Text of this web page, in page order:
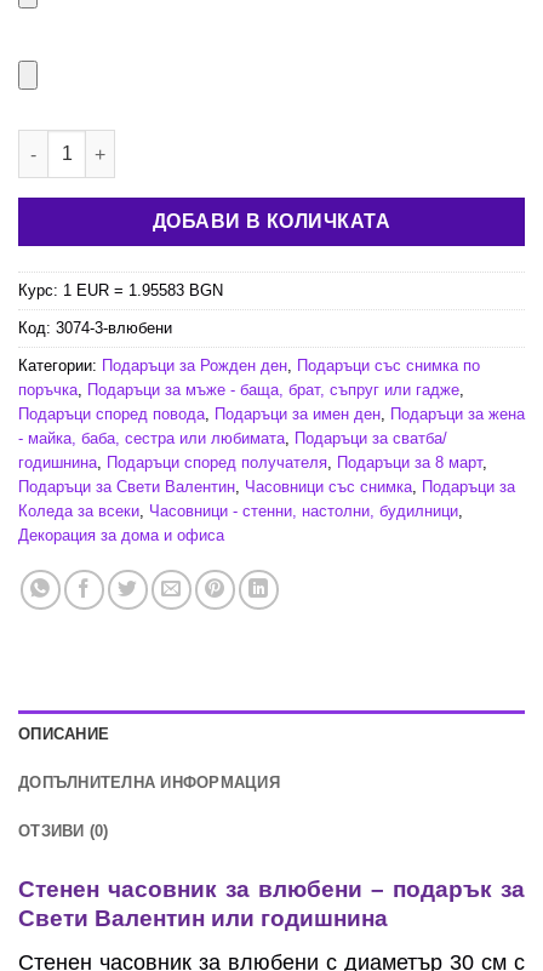
количество за Стенен часовник за влюбени
ДОБАВИ В КОЛИЧКАТА
Курс: 1 EUR = 1.95583 BGN
Код: 3074-3-влюбени
Категории: Подаръци за Рожден ден, Подаръци със снимка по
поръчка, Подаръци за мъже - баща, брат, съпруг или гадже,
Подаръци според повода, Подаръци за имен ден, Подаръци за жена
- майка, баба, сестра или любимата, Подаръци за сватба/
годишнина, Подаръци според получателя, Подаръци за 8 март,
Подаръци за Свети Валентин, Часовници със снимка, Подаръци за
Коледа за всеки, Часовници - стенни, настолни, будилници,
Декорация за дома и офиса
ОПИСАНИЕ
ДОПЪЛНИТЕЛНА ИНФОРМАЦИЯ
ОТЗИВИ (0)
Стенен часовник за влюбени – подарък за
Свети Валентин или годишнина
Стенен часовник за влюбени с диаметър 30 см с